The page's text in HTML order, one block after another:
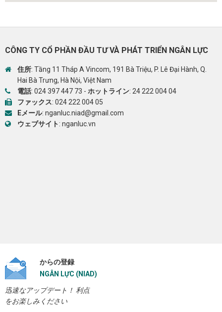
CÔNG TY CỔ PHẦN ĐẦU TƯ VÀ PHÁT TRIỂN NGÂN LỰC
住所: Tầng 11 Tháp A Vincom, 191 Bà Triệu, P. Lê Đại Hành, Q.
Hai Bà Trưng, Hà Nội, Việt Nam
電話: 024 397 447 73 - ホットライン: 24 222 004 04
ファックス: 024 222 004 05
Eメール: nganluc.niad@gmail.com
ウェブサイト: nganluc.vn
からの登録
NGÂN LỰC (NIAD)
迅速なアップデート！ 利点
をお楽しみください